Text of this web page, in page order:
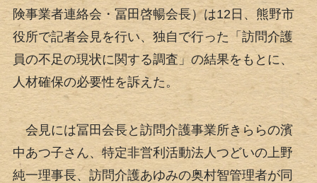
険事業者連絡会・冨田啓暢会長）は12日、熊野市
役所で記者会見を行い、独自で行った「訪問介護
員の不足の現状に関する調査」の結果をもとに、
人材確保の必要性を訴えた。
会見には冨田会長と訪問介護事業所きららの濱
中あつ子さん、特定非営利活動法人つどいの上野
純一理事長、訪問介護あゆみの奥村智管理者が同